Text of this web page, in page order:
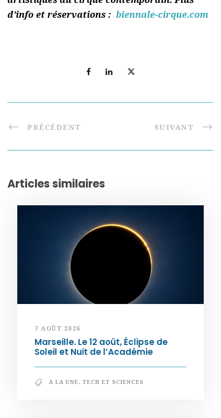
d’info et réservations : biennale-cirque.com
PRÉCÉDENT SUIVANT
Articles similaires
7 AOÛT 2026
Marseille. Le 12 août, Éclipse de
Soleil et Nuit de l’Académie
A LA UNE, TECH ET SCIENCES